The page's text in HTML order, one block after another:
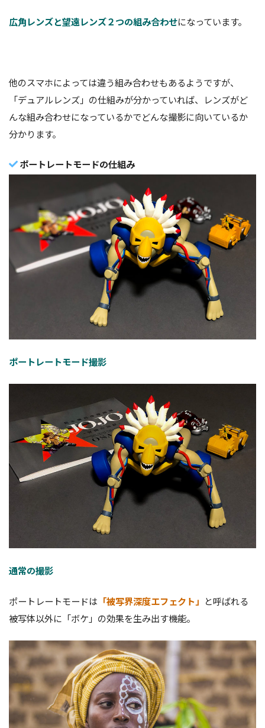
広角レンズと望遠レンズ２つの組み合わせになっています。
他のスマホによっては違う組み合わせもあるようですが、
「デュアルレンズ」の仕組みが分かっていれば、レンズがど
んな組み合わせになっているかでどんな撮影に向いているか
分かります。
ポートレートモードの仕組み
ポートレートモード撮影
通常の撮影
ポートレートモードは 「被写界深度エフェクト」 と呼ばれる
被写体以外に「ボケ」の効果を生み出す機能。